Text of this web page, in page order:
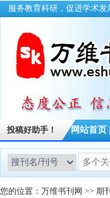
服务教育科研，促进学术
投稿好助手！ 网站首页
您的位置： 万维书刊网 >> 期